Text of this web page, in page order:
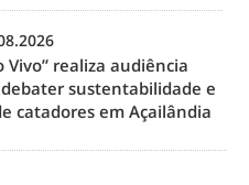
Vivo” realiza audiência
sustentabilidade e
catadores em Açailândia